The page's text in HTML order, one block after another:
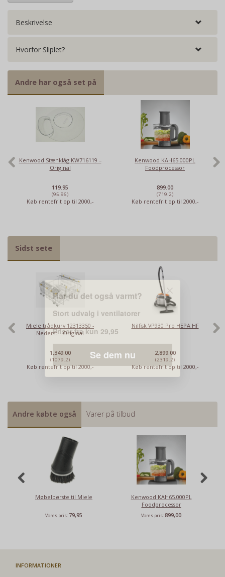
Beskrivelse
Hvorfor Sliplet?
Andre har også set på
Kenwood Stænklåg KW716119 –
Original
119.95
(95.96)
Køb rentefrit op til 2000,-
Kenwood KAH65.000PL
Foodprocessor
899.00
(719.2)
Køb rentefrit op til 2000,-
Sidst sete
Miele trådkurv 12313350 -
Nederst – Original
1,349.00
(1079.2)
Køb rentefrit op til 2000,-
Nilfisk VP930 Pro HEPA HF
2,899.00
(2319.2)
Køb rentefrit op til 2000,-
Andre købte også Varer på tilbud
Møbelbørste til Miele
Vores pris: 79,95
Kenwood KAH65.000PL
Foodprocessor
Vores pris: 899,00
INFORMATIONER
Stort udvalg i ventilatorer
Priser fra kun 29,95
Se dem nu